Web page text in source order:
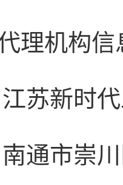
理机构信
苏新时
通市崇